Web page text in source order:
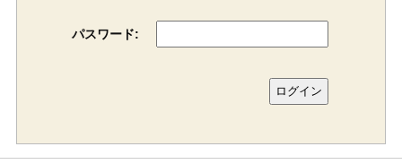
パスワード: